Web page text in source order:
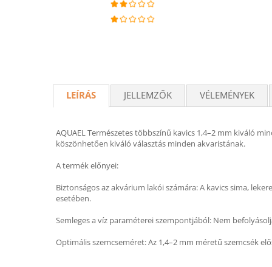
LEÍRÁS JELLEMZŐK VÉLEMÉNYEK
AQUAEL Természetes többszínű kavics 1,4–2 mm kiváló
köszönhetően kiváló választás minden akvaristának.
A termék előnyei:
Biztonságos az akvárium lakói számára: A kavics sima,
esetében.
Semleges a víz paraméterei szempontjából: Nem
Optimális szemcseméret: Az 1,4–2 mm méretű szemcsék